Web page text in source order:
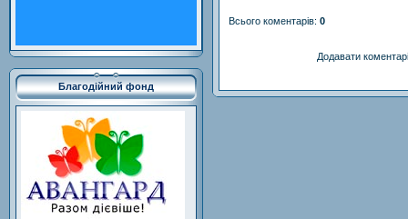
Благодійний фонд
Всього коментарів: 0
Додавати